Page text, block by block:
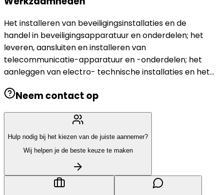
Het installeren van beveiligingsinstallaties en de
handel in beveiligingsapparatuur en onderdelen; het
leveren, aansluiten en installeren van
telecommunicatie-apparatuur en -onderdelen; het
aanleggen van electro- technische installaties en het...
Neem contact op
Hulp nodig bij het kiezen van de juiste aannemer?
Wij helpen je de beste keuze te maken